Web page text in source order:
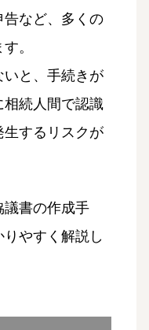
告など、多くの
。
と、手続きが
続人間で認識
するリスクが
議書の作成手
やすく解説し